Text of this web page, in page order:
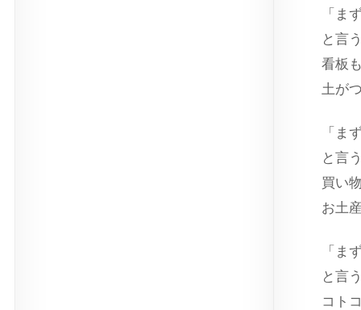
「ま
と言
看板
土が
「ま
と言
買い
お土
「ま
と言
コト